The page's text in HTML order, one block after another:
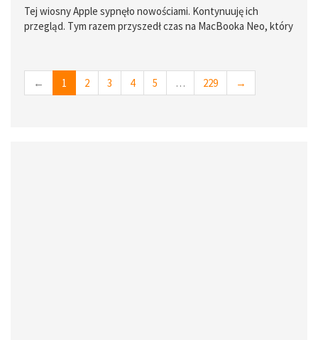
Tej wiosny Apple sypnęło nowościami. Kontynuuję ich
przegląd. Tym razem przyszedł czas na MacBooka Neo, który
←
1 2 3 4 5 … 229 →